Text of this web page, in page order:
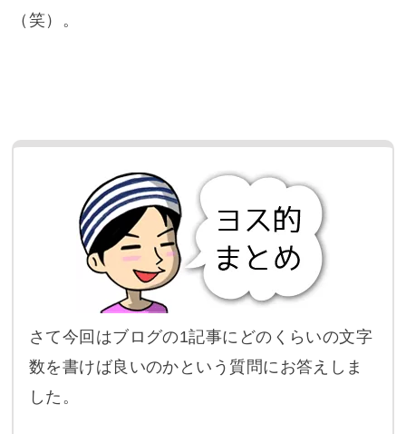
（笑）。
さて今回はブログの1記事にどのくらいの文字
数を書けば良いのかという質問にお答えしま
した。